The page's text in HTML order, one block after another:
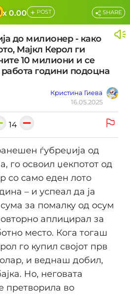
x 0.00 + POST
до милионер - како
Мајкл Керол ги
10 милиони и се
работа години подоцна
Кристина Гиева
16.05.2025
SHARE
14
ѓубрeџија од
го освоил џекпотот од
со само еден лото
– и успеал да ја
за помалку од осум
аплицирал за
место. Кога тогаш
го купил својот прв
и веднаш добил,
Но, неговата
претворила во